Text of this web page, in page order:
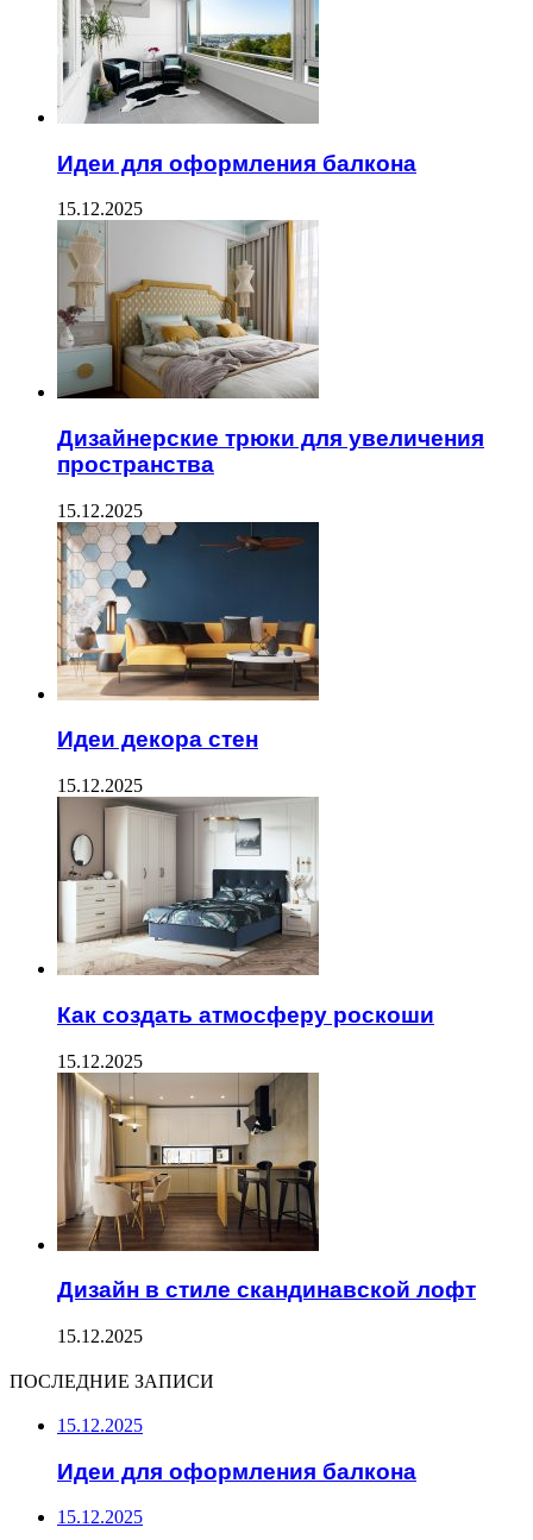
Идеи для оформления балкона
15.12.2025
Дизайнерские трюки для увеличения
пространства
15.12.2025
Идеи декора стен
15.12.2025
Как создать атмосферу роскоши
15.12.2025
Дизайн в стиле скандинавской лофт
15.12.2025
ПОСЛЕДНИЕ ЗАПИСИ
15.12.2025
Идеи для оформления балкона
15.12.2025